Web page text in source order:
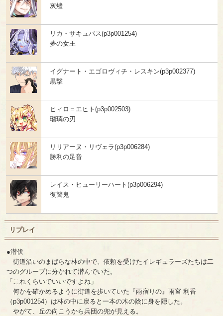
灰燼
リカ・サキュバス(p3p001254)
夢の女王
イグナート・エゴロヴィチ・レスキン(p3p002377)
黒撃
ヒィロ＝エヒト(p3p002503)
瑠璃の刃
リリアーヌ・リヴェラ(p3p006284)
勝利の足音
レイス・ヒューリーハート(p3p006294)
復讐鬼
リプレイ
●潜伏
街道沿いのまばらな林の中で、依頼を受けたイレギュラーズたちは二
つのグループに分かれて潜んでいた。
「これくらいでいいですよね」
何かを確かめるように街道を歩いていた『雨宿りの』雨宮 利香
（p3p001254）は林の中に戻ると一本の木の陰に身を隠した。
やがて、丘の向こうから兵団の兜が見える。